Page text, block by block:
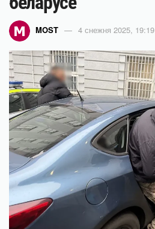
MOST 4 снежня 2025, 19:19